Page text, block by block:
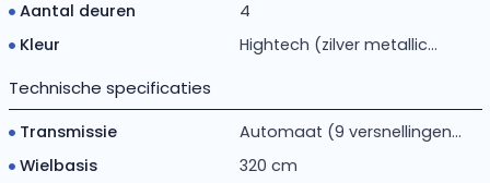
Aantal deuren
4
Kleur
Hightech (zilver metallic...
Technische specificaties
Transmissie
Automaat (9 versnellingen...
Wielbasis
320 cm